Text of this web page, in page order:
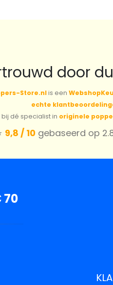
door
Store.nlis een
echte
dé specialist in originele
9,8 / 10gebaseerd op
70